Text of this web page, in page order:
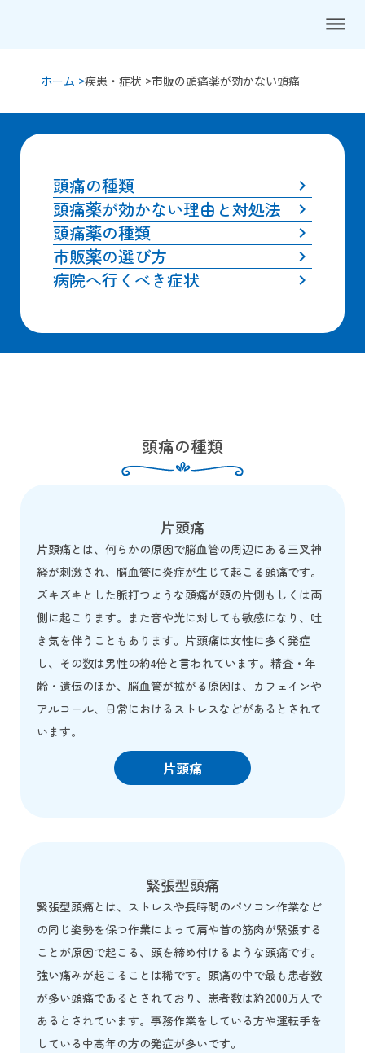
dehaze
ホーム >疾患・症状 >市販の頭痛薬が効かない頭痛
頭痛の種類 keyboard_arrow_right
頭痛薬が効かない理由と対処法 keyboard_arrow_right
頭痛薬の種類 keyboard_arrow_right
市販薬の選び方 keyboard_arrow_right
病院へ行くべき症状 keyboard_arrow_right
頭痛の種類
片頭痛
片頭痛とは、何らかの原因で脳血管の周辺にある三叉神
経が刺激され、脳血管に炎症が生じて起こる頭痛です。
ズキズキとした脈打つような頭痛が頭の片側もしくは両
側に起こります。また音や光に対しても敏感になり、吐
き気を伴うこともあります。片頭痛は女性に多く発症
し、その数は男性の約4倍と言われています。精査・年
齢・遺伝のほか、脳血管が拡がる原因は、カフェインや
アルコール、日常におけるストレスなどがあるとされて
います。
片頭痛
緊張型頭痛
緊張型頭痛とは、ストレスや長時間のパソコン作業など
の同じ姿勢を保つ作業によって肩や首の筋肉が緊張する
ことが原因で起こる、頭を締め付けるような頭痛です。
強い痛みが起こることは稀です。頭痛の中で最も患者数
が多い頭痛であるとされており、患者数は約2000万人で
あるとされています。事務作業をしている方や運転手を
している中高年の方の発症が多いです。